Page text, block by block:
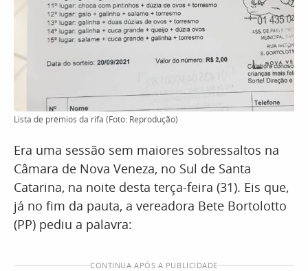
Lista de prêmios da rifa (Foto: Reprodução)
Era uma sessão sem maiores sobressaltos na
Câmara de Nova Veneza, no Sul de Santa
Catarina, na noite desta terça-feira (31). Eis que,
já no fim da pauta, a vereadora Bete Bortolotto
(PP) pediu a palavra:
CONTINUA APÓS A PUBLICIDADE